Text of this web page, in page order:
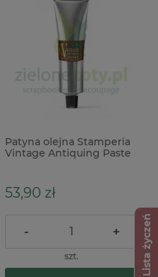
Patyna olejna Stamperia
Vintage Antiquing Paste
53,90 zł
- +
szt. Lista życzeń